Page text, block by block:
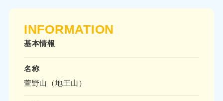
INFORMATION
基本情報
名称
萱野山（地王山）